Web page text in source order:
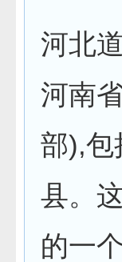
河北
河南
部),包
县。
的一